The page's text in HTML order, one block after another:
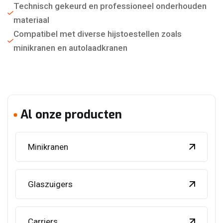
Technisch gekeurd en professioneel onderhouden
materiaal
Compatibel met diverse hijstoestellen zoals
minikranen en autolaadkranen
Al onze producten
Minikranen
Glaszuigers